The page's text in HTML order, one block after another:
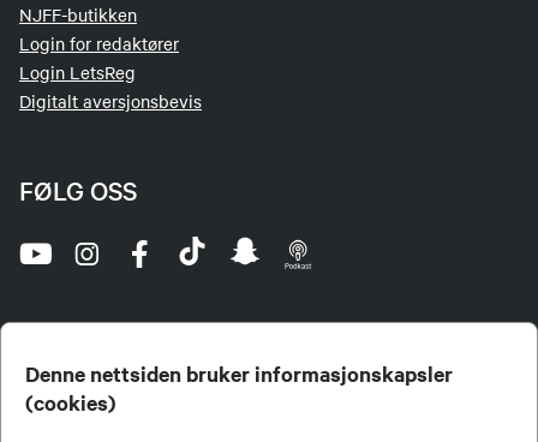
Denne nettsiden bruker informasjonskapsler
(cookies)
NJFF-butikken
Login for redaktører
Login LetsReg
Digitalt aversjonsbevis
FØLG OSS